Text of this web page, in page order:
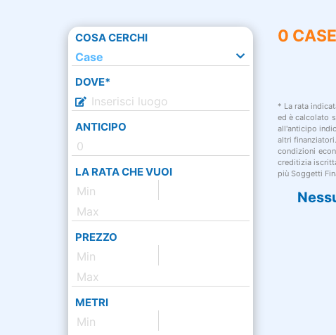
COSA CERCHI
Case
DOVE*
ANTICIPO
LA RATA CHE VUOI
PREZZO
METRI
0
* La rata
ed è calcolato
all'anticipo
altri
condizioni
creditizia
più Soggetti